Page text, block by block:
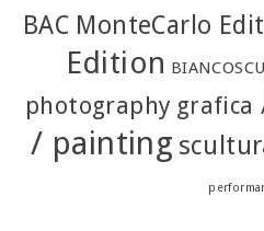
BAC MonteCarlo
Edition
photography grafica
/ painting